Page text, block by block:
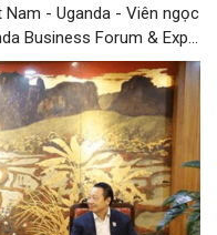
- Uganda - Viên ngọc
Business Forum & Expo
càng lớn của sự kiện
đồng thời mở ra kỳ
mại thực chất giữa Việt